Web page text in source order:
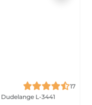
17
Dudelange L-3441